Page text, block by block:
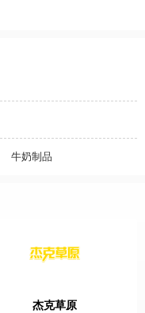
牛奶制品
杰克草原